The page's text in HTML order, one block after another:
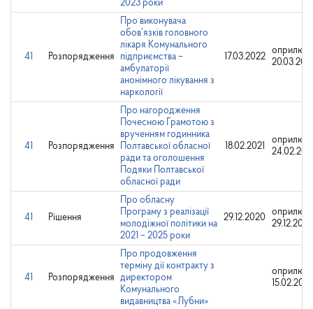
2023 роки
41 Розпорядження
Про виконувача
обов’язків головного
лікаря Комунального
підприємства –
амбулаторії
анонімного лікування з
наркології
17.03.2022
41 Розпорядження
Про нагородження
Почесною Грамотою з
врученням годинника
Полтавської обласної
ради та оголошення
Подяки Полтавської
обласної ради
18.02.2021
41 Рішення
Про обласну
Програму з реалізації
молодіжної політики на
2021 – 2025 роки
29.12.2020
29.12.2020
41 Розпорядження
Про продовження
терміну дії контракту з
директором
Комунального
видавництва «Лубни»